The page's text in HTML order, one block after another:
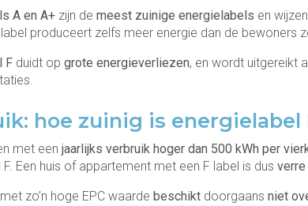
A en A+ zijn de meest zuinige energielabels en
produceert zelfs meer energie dan de bewoners
F duidt op grote energieverliezen, en wordt uitgereikt
hoe zuinig is energielabel
met een jaarlijks verbruik hoger dan 500 kWh per
F. Een huis of appartement met een F label is dus verre
zo’n hoge EPC waarde beschikt doorgaans niet